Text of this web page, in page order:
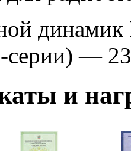
—
и